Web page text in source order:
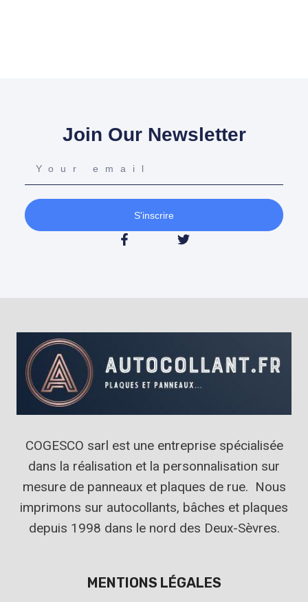
Join Our Newsletter
S'inscrire
COGESCO sarl est une entreprise spécialisée
dans la réalisation et la personnalisation sur
mesure de panneaux et plaques de rue. Nous
imprimons sur autocollants, bâches et plaques
depuis 1998 dans le nord des Deux-Sèvres.
MENTIONS LÉGALES